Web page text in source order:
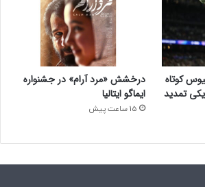
کوتاه
تمدید
درخشش «مرد آرام» در جشنواره
ایماگو ایتالیا
15 ساعت پیش